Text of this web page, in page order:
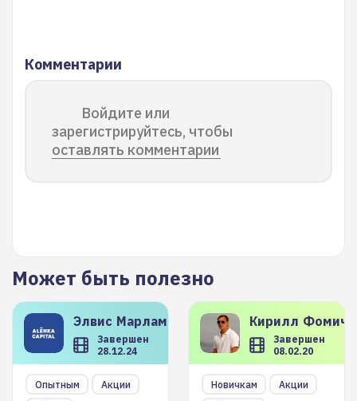
Комментарии
Войдите или
зарегистрируйтесь, чтобы
оставлять комментарии
Может быть полезно
Элвис Марламов
Завершен
28.12.24
Опытным
Акции
Кирилл
Завершен
08.02.20
Новичкам
Акции